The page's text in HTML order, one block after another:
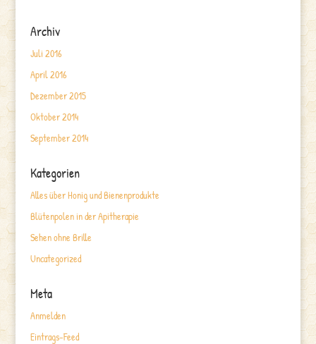
Archiv
Juli 2016
April 2016
Dezember 2015
Oktober 2014
September 2014
Kategorien
Alles über Honig und Bienenprodukte
Blütenpolen in der Apitherapie
Sehen ohne Brille
Uncategorized
Meta
Anmelden
Eintrags-Feed